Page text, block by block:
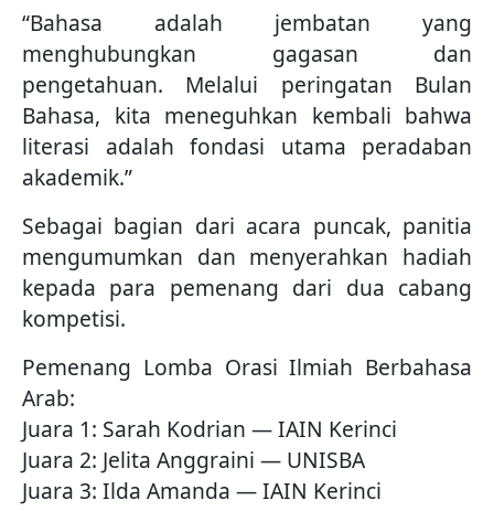
“Bahasa adalah jembatan yang
menghubungkan gagasan dan
pengetahuan. Melalui peringatan Bulan
Bahasa, kita meneguhkan kembali bahwa
literasi adalah fondasi utama peradaban
akademik.”
Sebagai bagian dari acara puncak, panitia
mengumumkan dan menyerahkan hadiah
kepada para pemenang dari dua cabang
kompetisi.
Pemenang Lomba Orasi Ilmiah Berbahasa
Arab:
Juara 1: Sarah Kodrian — IAIN Kerinci
Juara 2: Jelita Anggraini — UNISBA
Juara 3: Ilda Amanda — IAIN Kerinci